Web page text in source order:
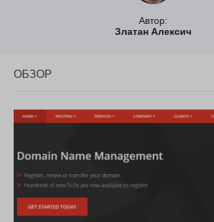
Автор:
Златан Алексич
ОБЗОР